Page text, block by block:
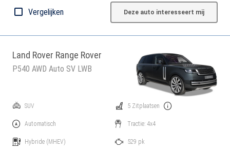
Vergelijken Deze auto interesseert mij
Land Rover Range Rover
P540 AWD Auto SV LWB
SUV
Automatisch
Hybride (MHEV)
5 Zitplaatsen
Tractie: 4x4
529 pk